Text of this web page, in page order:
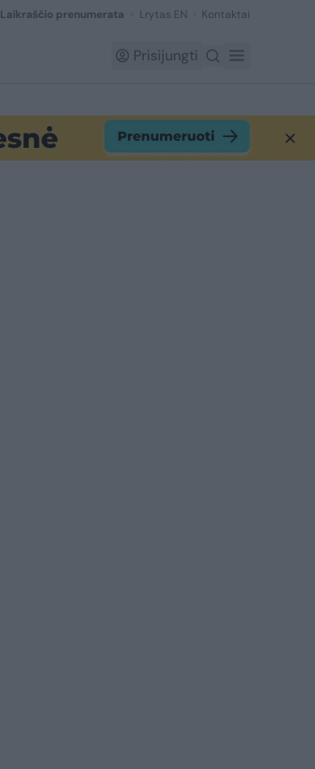
Laikraščio prenumerata Lrytas EN Kontaktai
Prisijungti